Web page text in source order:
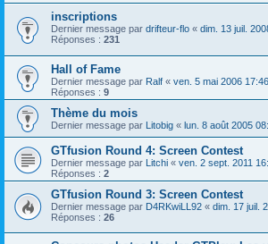
inscriptions
Dernier message par drifteur-flo « dim. 13 juil.
Réponses : 231
Hall of Fame
Dernier message par Ralf « ven. 5 mai 2006 17:46
Réponses : 9
Thème du mois
Dernier message par Litobig « lun. 8 août 2005
GTfusion Round 4: Screen Contest
Dernier message par Litchi « ven. 2 sept. 2011
Réponses : 2
GTfusion Round 3: Screen Contest
Dernier message par D4RKwiLL92 « dim. 17 juil.
Réponses : 26